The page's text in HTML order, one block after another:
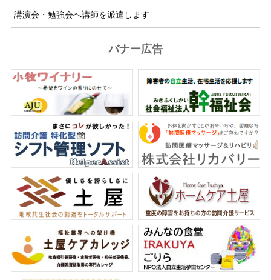
講演会・勉強会へ講師を派遣します
バナー広告